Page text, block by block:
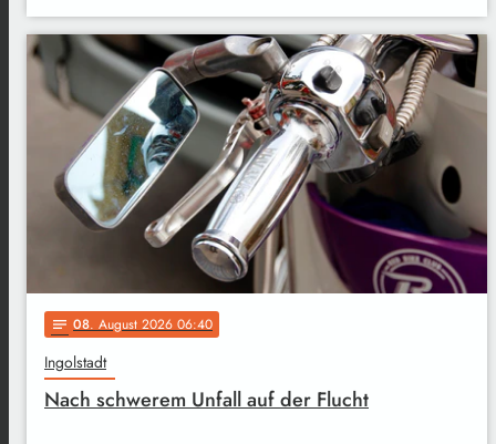
notes 08. August 2026 06:40
Ingolstadt
Nach schwerem Unfall auf der Flucht